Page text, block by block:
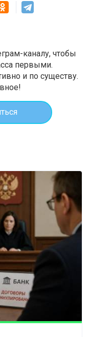
каналу, чтобы
первыми.
и по существу.